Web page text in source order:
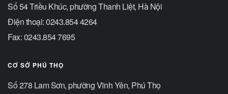
Số 54 Triều Khúc, phường Thanh Liệt, Hà Nội
Điện thoại: 0243.854 4264
Fax: 0243.854 7695
CƠ SỞ PHÚ THỌ
Số 278 Lam Sơn, phường Vĩnh Yên, Phú Thọ